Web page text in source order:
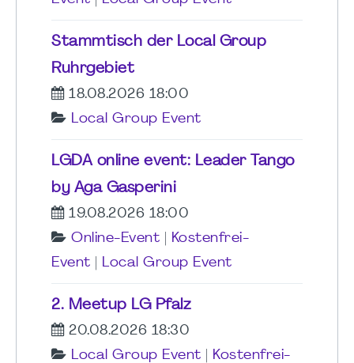
Stammtisch der Local Group
Ruhrgebiet
18.08.2026 18:00
Local Group Event
LGDA online event: Leader Tango
by Aga Gasperini
19.08.2026 18:00
Online-Event
Kostenfrei-
Event
Local Group Event
2. Meetup LG Pfalz
20.08.2026 18:30
Local Group Event
Kostenfrei-